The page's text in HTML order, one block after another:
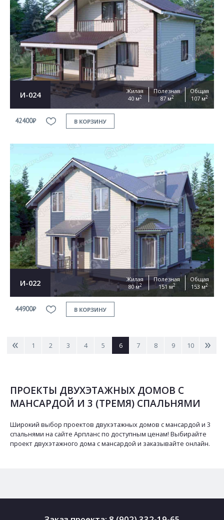
И-024
Жилая
40 м2
Полезная
87 м2
Общая
107 м2
42400₽ В КОРЗИНУ
И-022
Жилая
80 м2
Полезная
151 м2
Общая
153 м2
44900₽ В КОРЗИНУ
< 1 2 3 4 5 6 7 8 9 10 >
ПРОЕКТЫ ДВУХЭТАЖНЫХ ДОМОВ С
МАНСАРДОЙ И 3 (ТРЕМЯ) СПАЛЬНЯМИ
Широкий выбор проектов двухэтажных домов с мансардой и 3
спальнями на сайте Арпланс по доступным ценам! Выбирайте
проект двухэтажного дома с мансардой и заказывайте онлайн.